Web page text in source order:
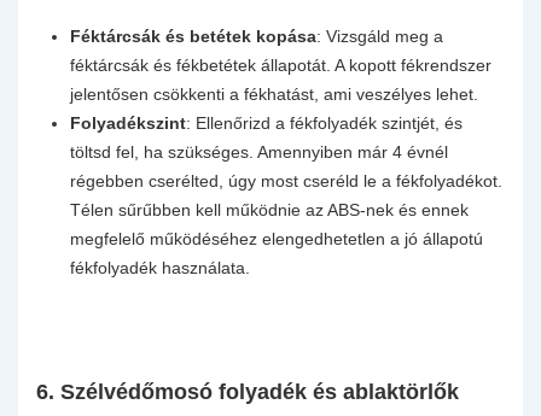
Féktárcsák és betétek kopása: Vizsgáld meg a
féktárcsák és fékbetétek állapotát. A kopott fékrendszer
jelentősen csökkenti a fékhatást, ami veszélyes lehet.
Folyadékszint: Ellenőrizd a fékfolyadék szintjét, és
töltsd fel, ha szükséges. Amennyiben már 4 évnél
régebben cserélted, úgy most cseréld le a fékfolyadékot.
Télen sűrűbben kell működnie az ABS-nek és ennek
megfelelő működéséhez elengedhetetlen a jó állapotú
fékfolyadék használata.
6. Szélvédőmosó folyadék és ablaktörlők